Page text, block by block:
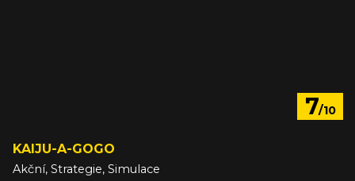
7/10
KAIJU-A-GOGO
Akční, Strategie, Simulace